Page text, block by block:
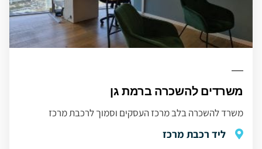
משרדים להשכרה ברמת גן
משרד להשכרה בלב מרכז העסקים וסמוך לרכבת מרכז
ליד רכבת מרכז